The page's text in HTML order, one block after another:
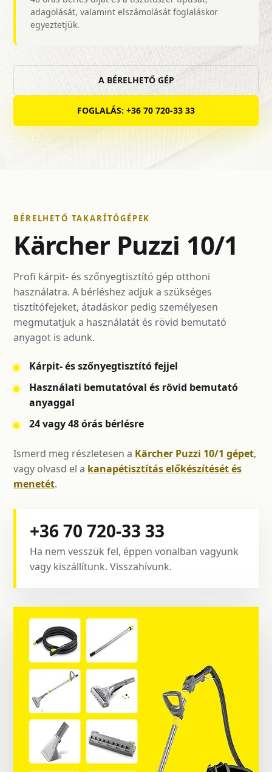
adagolását, valamint elszámolását foglaláskor
egyeztetjük.
A BÉRELHETŐ GÉP
FOGLALÁS: +36 70 720-33 33
BÉRELHETŐ TAKARÍTÓGÉPEK
Kärcher Puzzi 10/1
Profi kárpit- és szőnyegtisztító gép otthoni
használatra. A bérléshez adjuk a szükséges
tisztítófejeket, átadáskor pedig személyesen
megmutatjuk a használatát és rövid bemutató
anyagot is adunk.
Kárpit- és szőnyegtisztító fejjel
Használati bemutatóval és rövid bemutató
anyaggal
24 vagy 48 órás bérlésre
Ismerd meg részletesen a Kärcher Puzzi 10/1 gépet,
vagy olvasd el a kanapétisztítás előkészítését és
menetét.
+36 70 720-33 33
Ha nem vesszük fel, éppen vonalban vagyunk
vagy kiszállítunk. Visszahívunk.